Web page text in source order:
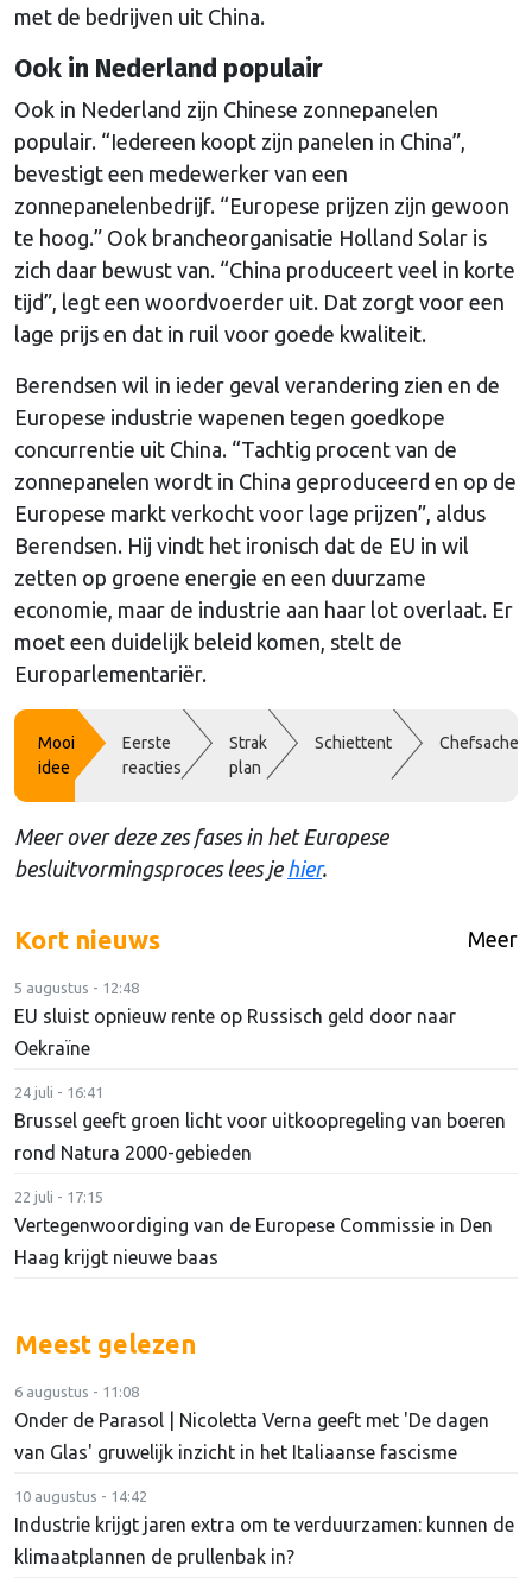
met de bedrijven uit China.
Ook in Nederland populair
Ook in Nederland zijn Chinese zonnepanelen
populair. “Iedereen koopt zijn panelen in China”,
bevestigt een medewerker van een
zonnepanelenbedrijf. “Europese prijzen zijn gewoon
te hoog.” Ook brancheorganisatie Holland Solar is
zich daar bewust van. “China produceert veel in korte
tijd”, legt een woordvoerder uit. Dat zorgt voor een
lage prijs en dat in ruil voor goede kwaliteit.
Berendsen wil in ieder geval verandering zien en de
Europese industrie wapenen tegen goedkope
concurrentie uit China. “Tachtig procent van de
zonnepanelen wordt in China geproduceerd en op de
Europese markt verkocht voor lage prijzen”, aldus
Berendsen. Hij vindt het ironisch dat de EU in wil
zetten op groene energie en een duurzame
economie, maar de industrie aan haar lot overlaat. Er
moet een duidelijk beleid komen, stelt de
Europarlementariër.
Mooi
idee
Eerste
reacties
Strak
plan
Schiettent Chefsache
Meer over deze zes fases in het Europese
besluitvormingsproces lees je hier.
Kort nieuws Meer
5 augustus - 12:48
EU sluist opnieuw rente op Russisch geld door naar
Oekraïne
24 juli - 16:41
Brussel geeft groen licht voor uitkoopregeling van boeren
rond Natura 2000-gebieden
22 juli - 17:15
Vertegenwoordiging van de Europese Commissie in Den
Haag krijgt nieuwe baas
Meest gelezen
6 augustus - 11:08
Onder de Parasol | Nicoletta Verna geeft met 'De dagen
van Glas' gruwelijk inzicht in het Italiaanse fascisme
10 augustus - 14:42
Industrie krijgt jaren extra om te verduurzamen: kunnen de
klimaatplannen de prullenbak in?